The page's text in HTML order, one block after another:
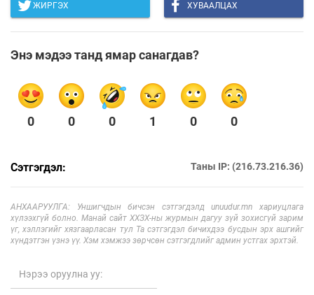
ЖИРГЭХ ХУВААЛЦАХ
Энэ мэдээ танд ямар санагдав?
0 0 0 1 0 0
Сэтгэгдэл: Таны IP: (216.73.216.36)
АНХААРУУЛГА: Уншигчдын бичсэн сэтгэгдэлд unuudur.mn хариуцлага
хүлээхгүй болно. Манай сайт ХХЗХ-ны журмын дагуу зүй зохисгүй зарим
үг, хэллэгийг хязгаарласан тул Та сэтгэгдэл бичихдээ бусдын эрх ашгийг
хүндэтгэн үзнэ үү. Хэм хэмжээ зөрчсөн сэтгэгдлийг админ устгах эрхтэй.